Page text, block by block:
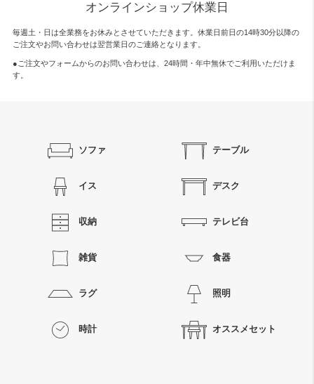
オンラインショップ休業日
毎週土・日は全業務をお休みとさせていただきます。休業日前日の14時30分以降の
ご注文やお問い合わせは翌営業日のご連絡となります。
●ご注文やフォームからのお問い合わせは、 24時間・年中無休でご利用いただけま
す。
ソファ テーブル
イス デスク
収納 テレビ台
雑貨 食器
ラグ 照明
時計 オススメセット